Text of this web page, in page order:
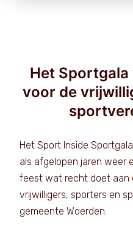
Het
voor de
Het Sport Inside
als afgelopen jaren weer
feest wat recht doet aan
vrijwilligers, sporters en
gemeente Woerden.